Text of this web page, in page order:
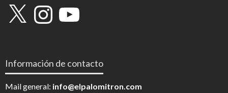
X InstagramYouTube
Información de contacto
Mail general: info@elpalomitron.com